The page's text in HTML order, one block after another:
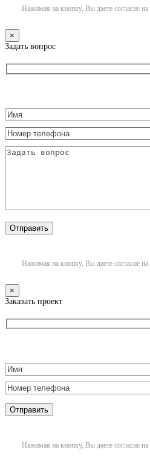
Нажимая на кнопку, Вы даете согласие на
×
Задать вопрос
Нажимая на кнопку, Вы даете согласие на
×
Заказать проект
Нажимая на кнопку, Вы даете согласие на